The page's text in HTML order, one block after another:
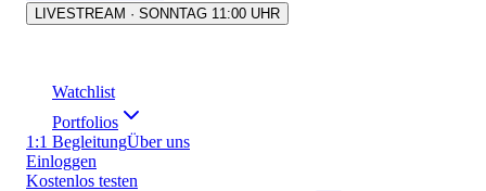
LIVESTREAM · SONNTAG 11:00 UHR
Watchlist
Portfolios
1:1 BegleitungÜber uns
Einloggen
Kostenlos testen